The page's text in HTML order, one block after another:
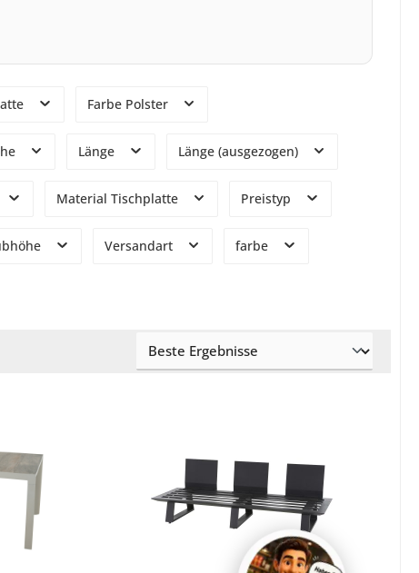
Farbe Polster
Länge Länge (ausgezogen)
Material Tischplatte Preistyp
Versandart farbe